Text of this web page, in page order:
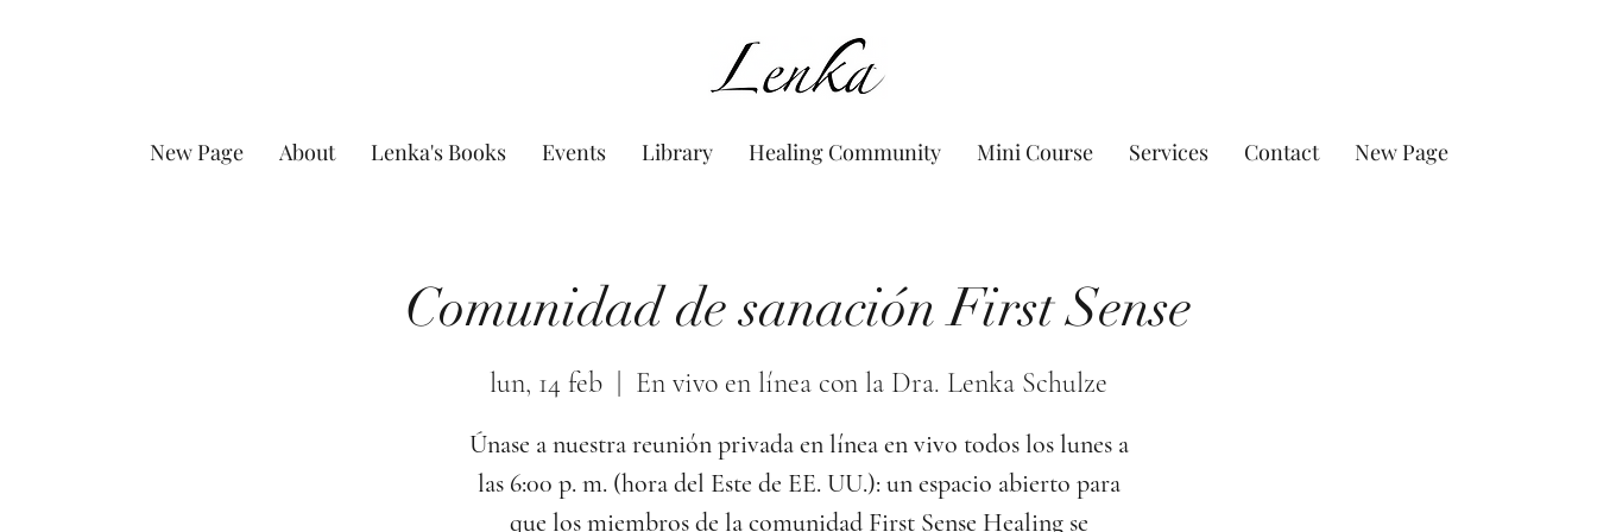
www.Lenka.org
New Page About Lenka's Books Events Library Healing Community Mini Course Services Contact New Page
Comunidad de sanación First Sense
lun, 14 feb En vivo en línea con la Dra. Lenka Schulze
Únase a nuestra reunión privada en línea en vivo todos los lunes a
las 6:00 p. m. (hora del Este de EE. UU.): un espacio abierto para
que los miembros de la comunidad First Sense Healing se